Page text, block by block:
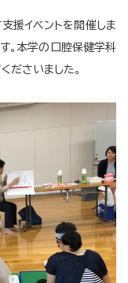
支援イベントを開催しま
。本学の口腔保健学科
ださいました。